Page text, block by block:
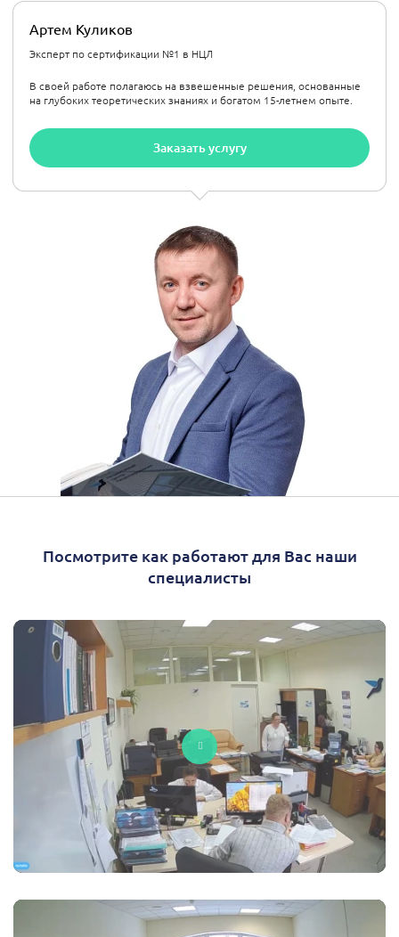
Артем Куликов
Эксперт по сертификации №1 в НЦЛ
В своей работе полагаюсь на взвешенные решения, основанные
на глубоких теоретических знаниях и богатом 15-летнем опыте.
Заказать услугу
Посмотрите как работают для Вас наши
специалисты